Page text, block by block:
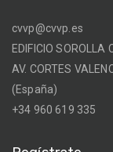
cvvp@cvvp.es
EDIFICIO SOROLLA
AV. CORTES
(España)
+34 960 619 335